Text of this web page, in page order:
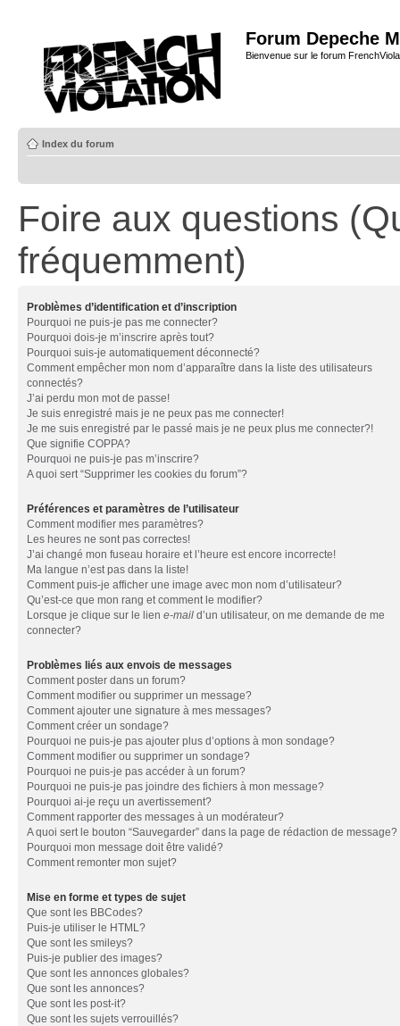
Forum Depeche
Bienvenue sur le forum
Index du forum
Foire aux questions
fréquemment)
Problèmes d’identification et d’inscription
Pourquoi ne puis-je pas me connecter?
Pourquoi dois-je m’inscrire après tout?
Pourquoi suis-je automatiquement déconnecté?
Comment empêcher mon nom d’apparaître dans la liste des utilisateurs
connectés?
J’ai perdu mon mot de passe!
Je suis enregistré mais je ne peux pas me connecter!
Je me suis enregistré par le passé mais je ne peux plus me connecter?!
Que signifie COPPA?
Pourquoi ne puis-je pas m’inscrire?
A quoi sert “Supprimer les cookies du forum”?
Préférences et paramètres de l’utilisateur
Comment modifier mes paramètres?
Les heures ne sont pas correctes!
J’ai changé mon fuseau horaire et l’heure est encore incorrecte!
Ma langue n’est pas dans la liste!
Comment puis-je afficher une image avec mon nom d’utilisateur?
Qu’est-ce que mon rang et comment le modifier?
Lorsque je clique sur le lien e-mail d’un utilisateur, on me demande de me
connecter?
Problèmes liés aux envois de messages
Comment poster dans un forum?
Comment modifier ou supprimer un message?
Comment ajouter une signature à mes messages?
Comment créer un sondage?
Pourquoi ne puis-je pas ajouter plus d’options à mon sondage?
Comment modifier ou supprimer un sondage?
Pourquoi ne puis-je pas accéder à un forum?
Pourquoi ne puis-je pas joindre des fichiers à mon message?
Pourquoi ai-je reçu un avertissement?
Comment rapporter des messages à un modérateur?
A quoi sert le bouton “Sauvegarder” dans la page de rédaction de message?
Pourquoi mon message doit être validé?
Comment remonter mon sujet?
Mise en forme et types de sujet
Que sont les BBCodes?
Puis-je utiliser le HTML?
Que sont les smileys?
Puis-je publier des images?
Que sont les annonces globales?
Que sont les annonces?
Que sont les post-it?
Que sont les sujets verrouillés?